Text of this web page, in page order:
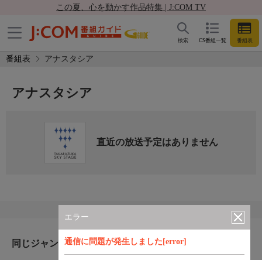
この夏、心を動かす作品特集 | J:COM TV
CS番組一覧 番組表
検索
番組表 アナスタシア
エラー
通信に問題が発生しました[error]
アナスタシア
直近の放送予定はありません
同じジャンルのおすすめ番組